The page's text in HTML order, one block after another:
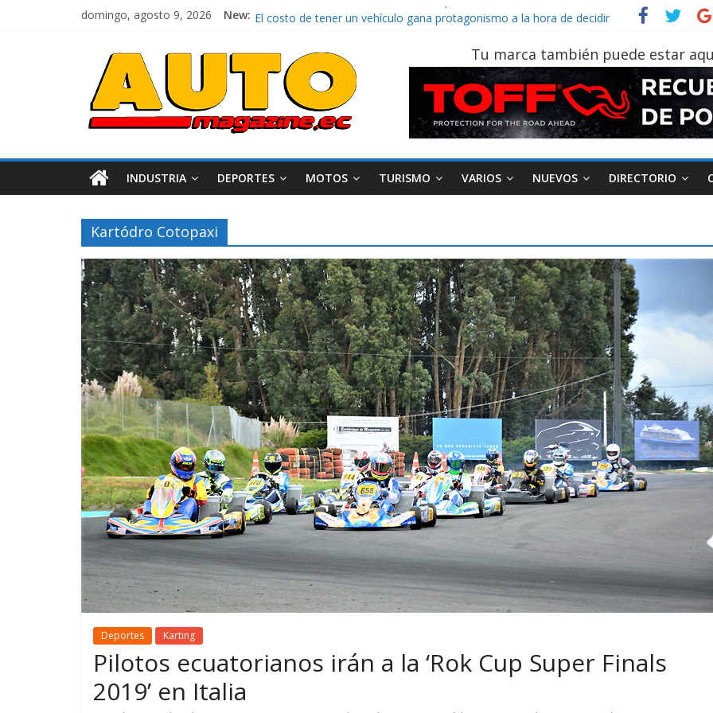
domingo, agosto 9, 2026 New: La FEDAK recibe 12 Sinotruk Bolden para cubrir las rutas de La Vuelta
Mercado automotor ecuatoriano creció un 28% en julio de 2026
¿Qué puede pasar con tu vehículo si permanece varios días sin usar?
La Vuelta al Ecuador 2026, edición 47ª, recorre 7 provincias en 8 días
Tu marca también puede estar
INDUSTRIA DEPORTES MOTOS TURISMO VARIOS NUEVOS DIRECTORIO
Kartódro Cotopaxi
Deportes Karting
Pilotos ecuatorianos irán a la ‘Rok Cup Super Finals
2019’ en Italia
Movilidad Varios
GM reafirma su
compromiso con movilidad
más segura y conectada
Movilidad Turismo Varios
¿Qué puede pasar con tu
vehículo si permanece
varios días sin usar?
AEADE Industria Motociclismo
Movilidad
Campaña busca cambiar
destino de los
en la región